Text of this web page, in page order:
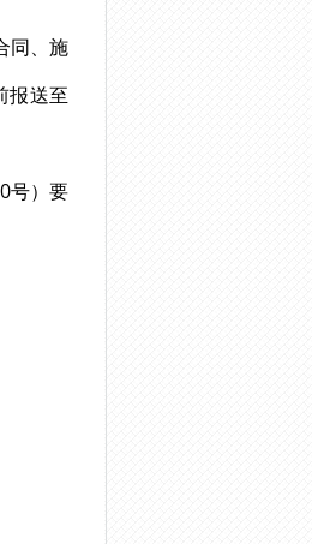
同、施
报送至
号）要